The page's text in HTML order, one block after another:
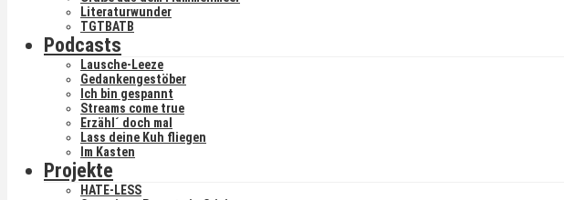
Literaturwunder
TGTBATB
Podcasts
Lausche-Leeze
Gedankengestöber
Ich bin gespannt
Streams come true
Erzähl´ doch mal
Lass deine Kuh fliegen
Im Kasten
Projekte
HATE-LESS